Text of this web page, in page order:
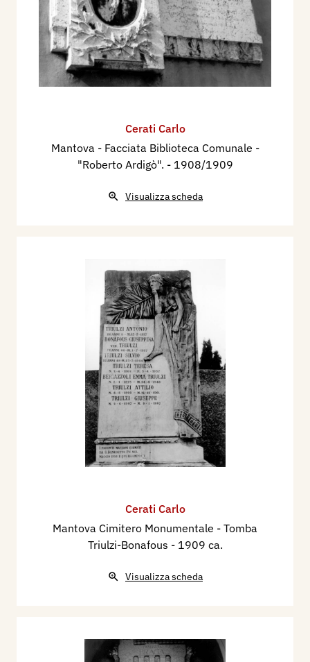
Cerati Carlo
Mantova - Facciata Biblioteca Comunale -
"Roberto Ardigò". - 1908/1909
Visualizza scheda
Cerati Carlo
Mantova Cimitero Monumentale - Tomba
Triulzi-Bonafous - 1909 ca.
Visualizza scheda